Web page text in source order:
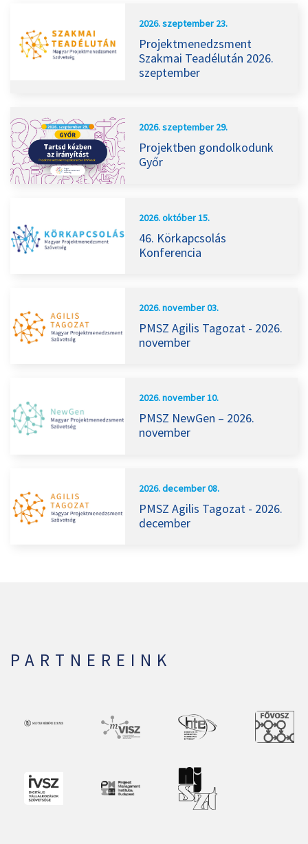
2026. szeptember 23.
Projektmenedzsment
Szakmai Teadélután 2026.
szeptember
2026. szeptember 29.
Projektben gondolkodunk
Győr
2026. október 15.
46. Körkapcsolás
Konferencia
2026. november 03.
PMSZ Agilis Tagozat - 2026.
november
2026. november 10.
PMSZ NewGen – 2026.
november
2026. december 08.
PMSZ Agilis Tagozat - 2026.
december
PARTNEREINK